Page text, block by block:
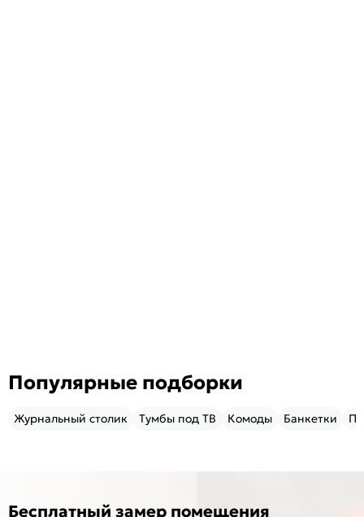
Популярные подборки
Журнальный столик Тумбы под ТВ Комоды Банкетки
Бесплатный замер помещения